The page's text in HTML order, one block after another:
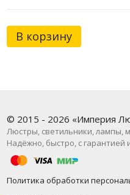
В корзину
© 2015 - 2026 «Империя
Люстры, светильники, лампы,
Надёжно, быстро, с гарантией
Политика обработки